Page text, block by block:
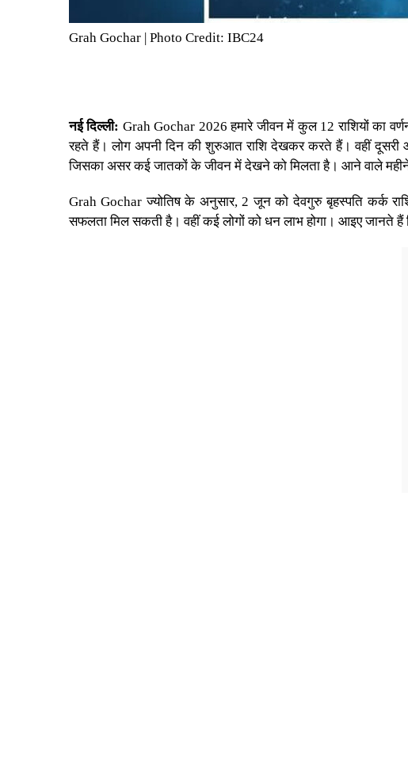
Grah Gochar | Photo Credit: IBC24
नई दिल्ली: Grah Gochar 2026 हमारे जीवन में कुल 12 राशियों का
रहते हैं। लोग अपनी दिन की शुरुआत राशि देखकर करते हैं। वहीं दूसरी
जिसका असर कई जातकों के जीवन में देखने को मिलता है। आने वाले महीने
Grah Gochar ज्योतिष के अनुसार, 2 जून को देवगुरु बृहस्पति कर्क
सफलता मिल सकती है। वहीं कई लोगों को धन लाभ होगा। आइए जानते हैं